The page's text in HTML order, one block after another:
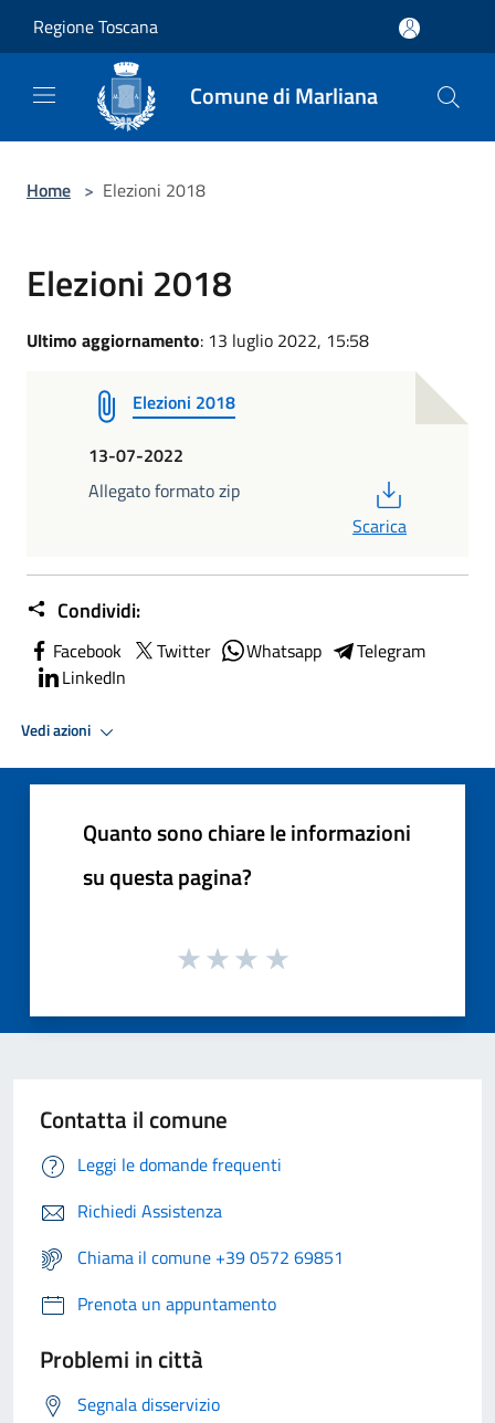
Regione Toscana
Comune di Marliana
Home > Elezioni 2018
Elezioni 2018
Ultimo aggiornamento: 13 luglio 2022, 15:58
Elezioni 2018
13-07-2022
Allegato formato zip
Scarica
Condividi:
Facebook Twitter Whatsapp
Telegram
LinkedIn
Vedi azioni
Quanto sono chiare le informazioni
su questa pagina?
Contatta il comune
Leggi le domande frequenti
Richiedi Assistenza
Chiama il comune +39 0572 69851
Prenota un appuntamento
Problemi in città
Segnala disservizio